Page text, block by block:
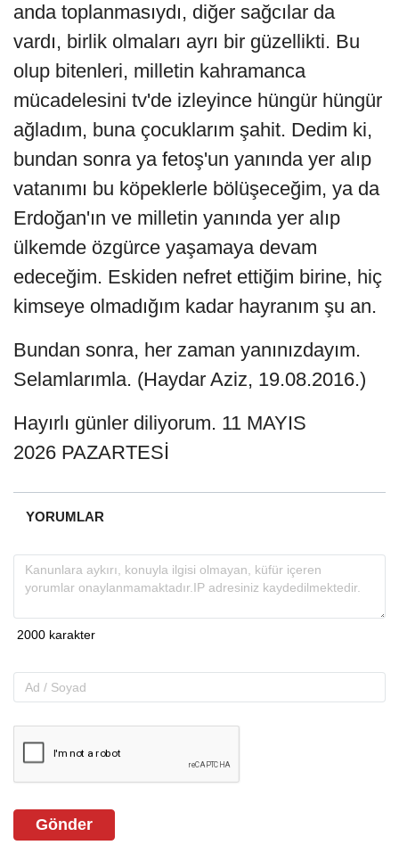
anda toplanmasıydı, diğer sağcılar da
vardı, birlik olmaları ayrı bir güzellikti. Bu
olup bitenleri, milletin kahramanca
mücadelesini tv'de izleyince hüngür hüngür
ağladım, buna çocuklarım şahit. Dedim ki,
bundan sonra ya fetoş'un yanında yer alıp
vatanımı bu köpeklerle bölüşeceğim, ya da
Erdoğan'ın ve milletin yanında yer alıp
ülkemde özgürce yaşamaya devam
edeceğim. Eskiden nefret ettiğim birine, hiç
kimseye olmadığım kadar hayranım şu an.
Bundan sonra, her zaman yanınızdayım.
Selamlarımla. (Haydar Aziz, 19.08.2016.)
Hayırlı günler diliyorum. 11 MAYIS
2026 PAZARTESİ
YORUMLAR
Gönder